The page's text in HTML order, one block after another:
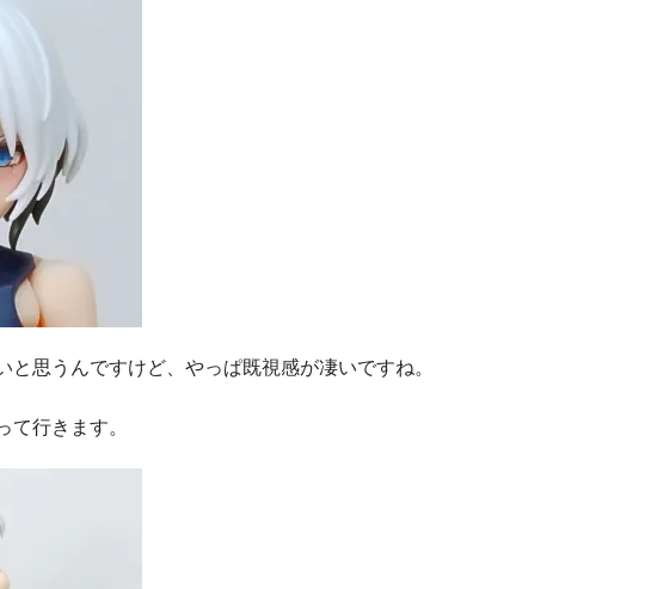
と思うんですけど、やっぱ既視感が凄いですね。
て行きます。